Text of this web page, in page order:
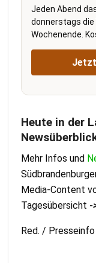
Jeden Abend
donnerstags
Wochenende.
Heute in der
Mehr Infos und
Media-Content
Tagesübersicht -
Red. / Presseinfo